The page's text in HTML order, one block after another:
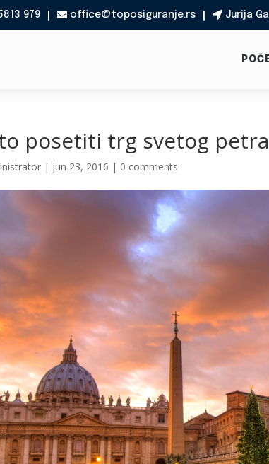
979  office@toposiguranje.rs Jurija
posetiti trg svetog
| jun 23, 2016 | 0 comments